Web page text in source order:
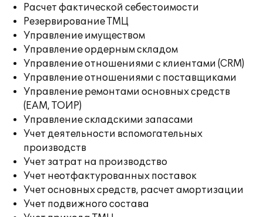
Расчет фактической себестоимости
Резервирование ТМЦ
Управление имуществом
Управление ордерным складом
Управление отношениями с клиентами (CRM)
Управление отношениями с поставщиками
Управление ремонтами основных средств
(EAM, ТОИР)
Управление складскими запасами
Учет деятельности вспомогательных
производств
Учет затрат на производство
Учет неотфактурованных поставок
Учет основных средств, расчет амортизации
Учет подвижного состава